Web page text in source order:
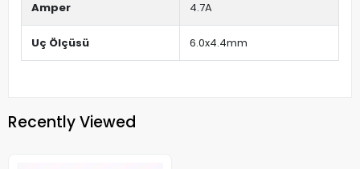
Amper 4.7A
Uç Ölçüsü 6.0x4.4mm
Recently Viewed